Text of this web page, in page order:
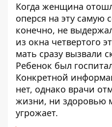
Когда женщина
оперся на эту самую
конечно, не
из окна четвертого
мать сразу вызвали
Ребенок был
Конкретной
нет, однако врачи
жизни, ни здоровью
угрожает.